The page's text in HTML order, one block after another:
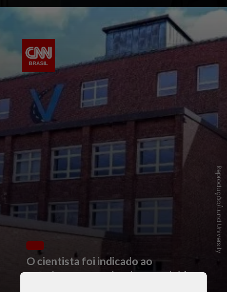
O cientista foi indicado ao
prêmio por pesquisa desenvolvida
Reprodução/Lund University